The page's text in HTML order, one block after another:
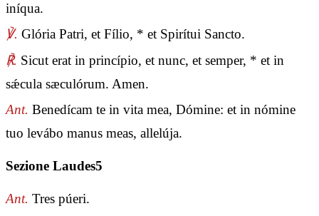
iníqua.
℣. Glória Patri, et Fílio, * et Spirítui Sancto.
℟. Sicut erat in princípio, et nunc, et semper, * et in
sǽcula sæculórum. Amen.
Ant. Benedícam te in vita mea, Dómine: et in nómine
tuo levábo manus meas, allelúja.
Sezione Laudes5
Ant. Tres púeri.